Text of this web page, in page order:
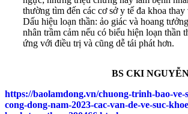
thường tìm đến các cơ sở y tế đa khoa thay
Dấu hiệu loạn thần: ảo giác và hoang
nhân trầm cảm nếu có biểu hiện loạn thần
ứng với điều trị và cũng dễ tái phát hơn.
BS CKI
https://baolamdong.vn/chuong-trinh-bao-ve-
cong-dong-nam-2023-cac-van-de-ve-suc-